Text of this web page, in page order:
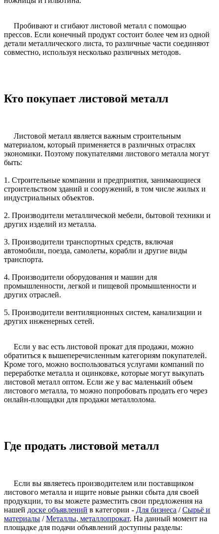
Пробивают и сгибают листовой металл с помощью
прессов. Если конечный продукт состоит более чем из одной
детали металлического листа, то различные части соединяют
совместно, используя несколько различных методов.
Кто покупает листовой металл
Листовой металл является важным строительным
материалом, который применяется в различных отраслях
экономики. Поэтому покупателями листового металла могут
быть:
1. Строительные компании и предприятия, занимающиеся
строительством зданий и сооружений, в том числе жилых и
индустриальных объектов.
2. Производители металлической мебели, бытовой техники и
других изделий из металла.
3. Производители транспортных средств, включая
автомобили, поезда, самолеты, корабли и другие виды
транспорта.
4. Производители оборудования и машин для
промышленности, легкой и пищевой промышленности и
других отраслей.
5. Производители вентиляционных систем, канализации и
других инженерных сетей.
Если у вас есть листовой прокат для продажи, можно
обратиться к вышеперечисленным категориям покупателей.
Кроме того, можно воспользоваться услугами компаний по
переработке металла и оцинковке, которые могут выкупать
листовой металл оптом. Если же у вас маленький объем
листового металла, то можно попробовать продать его через
онлайн-площадки для продажи металлолома.
Где продать листовой металл
Если вы являетесь производителем или поставщиком
листового металла и ищите новые рынки сбыта для своей
продукции, то вы можете разместить свои предложения на
нашей доске объявлений в категории - Для бизнеса /Сырьё и
материалы /Металлы, металлопрокат. На данный момент на
площадке для подачи объявлений доступны разделы: